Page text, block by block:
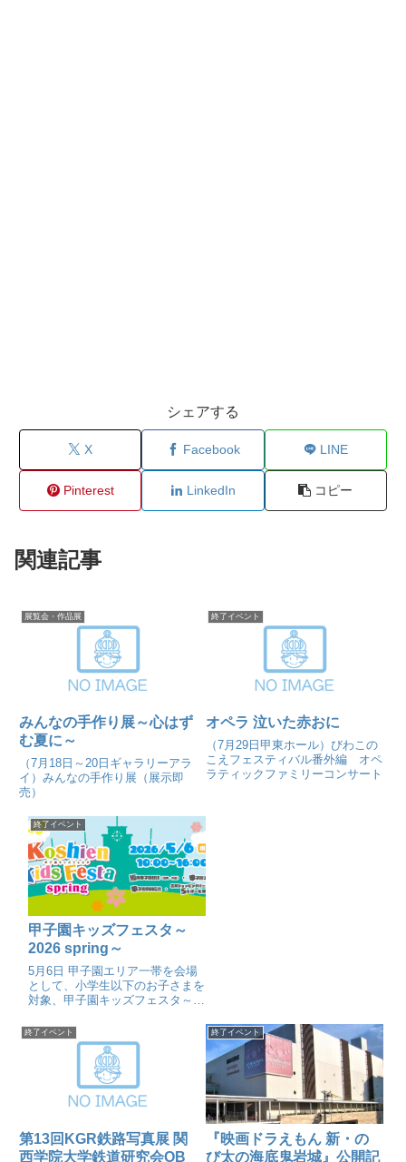
シェアする
X Facebook LINE
Pinterest LinkedIn コピー
関連記事
展覧会・作品展
みんなの手作り展～心はず
む夏に～
（7月18日～20日ギャラリーアラ
イ）みんなの手作り展（展示即
売）
終了イベント
オペラ 泣いた赤おに
（7月29日甲東ホール）びわこの
こえフェスティバル番外編 オペ
ラティックファミリーコンサート
終了イベント
甲子園キッズフェスタ～
2026 spring～
5月6日 甲子園エリア一帯を会場
として、小学生以下のお子さまを
対象、甲子園キッズフェスタ～
終了イベント
第13回KGR鉄路写真展 関
西学院大学鉄道研究会OB
終了イベント
『映画ドラえもん 新・の
び太の海底鬼岩城』公開記